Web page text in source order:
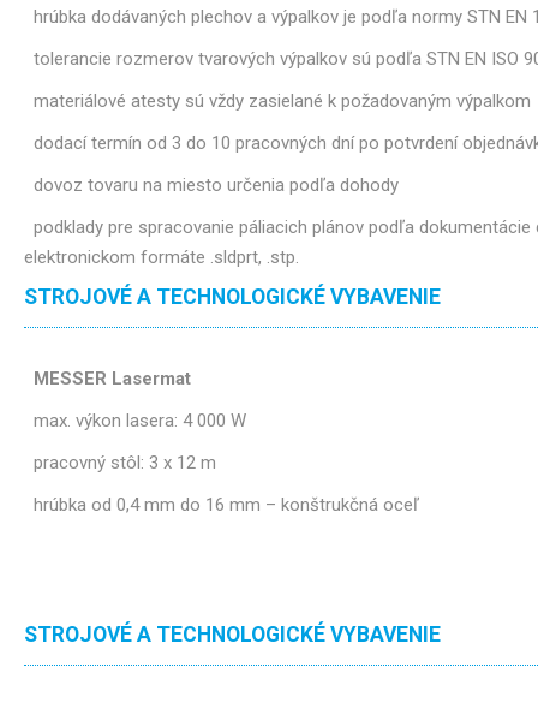
hrúbka dodávaných plechov a výpalkov je podľa normy STN EN
tolerancie rozmerov tvarových výpalkov sú podľa STN EN ISO
materiálové atesty sú vždy zasielané k požadovaným výpalkom
dodací termín od 3 do 10 pracovných dní po potvrdení
dovoz tovaru na miesto určenia podľa dohody
podklady pre spracovanie páliacich plánov podľa
elektronickom formáte .sldprt, .stp.
STROJOVÉ A TECHNOLOGICKÉ VYBAVENIE
MESSER Lasermat
max. výkon lasera: 4 000 W
pracovný stôl: 3 x 12 m
hrúbka od 0,4 mm do 16 mm – konštrukčná oceľ
STROJOVÉ A TECHNOLOGICKÉ VYBAVENIE